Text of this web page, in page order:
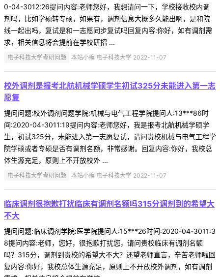
0-04-3012:26提问内容:老师您好，我想请问一下，学校接收校内调
剂吗，比如学硕转专硕，如果有，调剂信息大概多久能出啊，是和院
线一起出吗，复试是和一志愿同步复试吗回复内容:你好，如有调剂需
求，相关信息将会提前在学校研招 ...
电子科技大学考研问题 本站小编 电子科技大学 2022-11-07
校外调剂是报考北航机械学硕学生初试325分未能进入第一志
愿复
提问问题:校外调剂问题学院:机械与电气工程学院提问人:13***86时
间:2020-04-3011:19提问内容:老师您好，我是报考北航机械学硕学
生，初试325分，未能进入第一志愿复试，请问贵校机械与电气工程学
院学硕或者专硕是否有调剂名额，非常感谢。回复内容:你好，我校总
体生源充足，原则上不开放校外 ...
电子科技大学考研问题 本站小编 电子科技大学 2022-11-07
临床调剂很抱歉打扰临床有调剂名额吗315分调剂到的希望大
不大
提问问题:临床调剂学院:医学院提问人:15***26时间:2020-04-3011:3
8提问内容:老师，您好，很抱歉打扰您，请问贵校临床有调剂名额
吗？315分，调剂到贵校的希望大不大？还望老师直言，辛苦老师啦回
复内容:你好，我校总体生源充足，原则上不开放校外调剂，如有调剂